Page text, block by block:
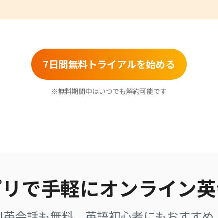
7日間無料トライアルを始める
※無料期間中はいつでも解約可能です
で手軽にオンライン